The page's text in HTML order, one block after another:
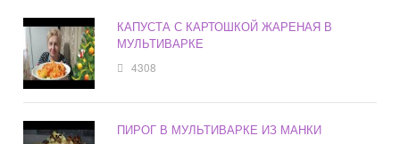
КАПУСТА С КАРТОШКОЙ ЖАРЕНАЯ В
МУЛЬТИВАРКЕ
4308
ПИРОГ В МУЛЬТИВАРКЕ ИЗ МАНКИ